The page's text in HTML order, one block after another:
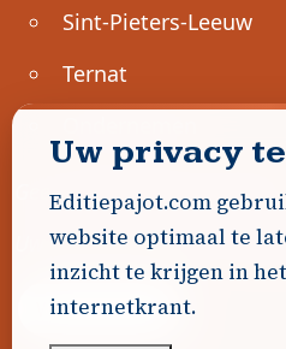
Sint-Pieters-Leeuw
Ternat
Geen advertenties
Uw advertentie hier?
Word Partner!
Uw privacy
Editiepajot.com
website optimaal te
inzicht te krijgen in
internetkrant.